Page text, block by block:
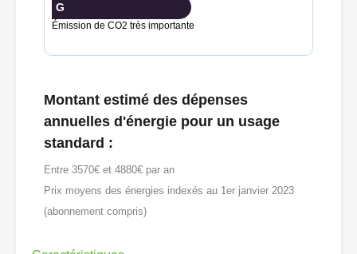
G
Émission de CO2 très importante
Montant estimé des dépenses
annuelles d'énergie pour un usage
standard :
Entre 3570€ et 4880€ par an
Prix moyens des énergies indexés au 1er janvier 2023
(abonnement compris)